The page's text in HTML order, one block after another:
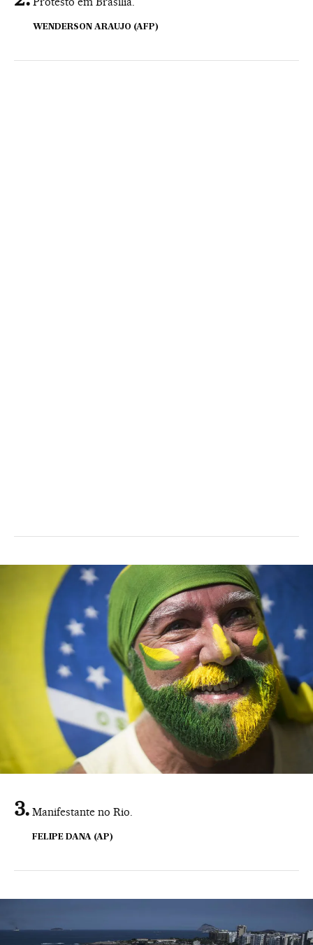
WENDERSON ARAUJO (AFP)
Manifestante no Rio.
FELIPE DANA (AP)